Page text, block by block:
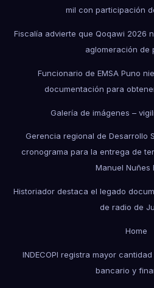
mil con participación
Fiscalía advierte que Qoqawi 2026
aglomeración de
Funcionario de EMSA Puno
documentación para
Galería de imágenes –
Gerencia regional de Desarrollo
cronograma para la entrega de
Manuel Nuñes
Historiador destaca el legado
de radio de
Home
INDECOPI registra mayor
bancario y